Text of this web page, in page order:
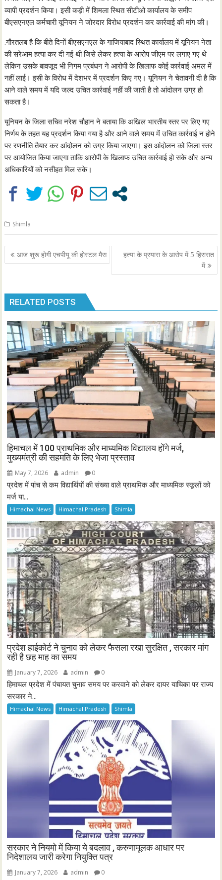
व्यापी प्रदर्शन किया। इसी कड़ी में शिमला स्थित सीटीओ कार्यालय के समीप
बीएसएनएल कर्मचारी यूनियन ने जोरदार विरोध प्रदर्शन कर कार्रवाई की मांग की।
.गौरतलब है कि बीते दिनों बीएसएनएल के गाजियाबाद स्थित कार्यालय में यूनियन नेता
की सरेआम हत्या कर दी गई थी जिसे लेकर हत्या के आरोप जीएम पर लगाए गए थे
लेकिन उसके बावजूद भी निगम प्रबंधन ने आरोपी के खिलाफ कोई कार्रवाई अमल में
नहीं लाई। इसी के विरोध में देशभर में प्रदर्शन किए गए। यूनियन ने चेतावनी दी है कि
आने वाले समय में यदि जल्द उचित कार्रवाई नहीं की जाती है तो आंदोलन उग्र हो
सकता है।
यूनियन के जिला सचिव नरेश चौहान ने बताया कि अखिल भारतीय स्तर पर लिए गए
निर्णय के तहत यह प्रदर्शन किया गया है और आने वाले समय में उचित कार्रवाई न होने
पर रणनीति तैयार कर आंदोलन को उग्र किया जाएगा। इस आंदोलन को जिला स्तर
पर आयोजित किया जाएगा ताकि आरोपी के खिलाफ उचित कार्रवाई हो सके और अन्य
अधिकारियों को नसीहत मिल सके।
Shimla
Post
navigation
आज शुरू होगी एचपीयू की होस्टल मैस
हत्या के प्रयास के आरोप में 5 हिरासत
में
RELATED POSTS
हिमाचल में 100 प्राथमिक और माध्यमिक विद्यालय होंगे मर्ज,
मुख्यमंत्री की सहमति के लिए भेजा प्रस्ताव
May 7, 2026 admin 0
प्रदेश में पांच से कम विद्यार्थियों की संख्या वाले प्राथमिक और माध्यमिक स्कूलों को
मर्ज या...
Himachal News Himachal Pradesh Shimla
प्रदेश हाईकोर्ट ने चुनाव को लेकर फैसला रखा सुरक्षित , सरकार मांग
रही है छह माह का समय
January 7, 2026 admin 0
हिमाचल प्रदेश में पंचायत चुनाव समय पर करवाने को लेकर दायर याचिका पर राज्य
सरकार ने...
Himachal News Himachal Pradesh Shimla
सरकार ने नियमो में किया ये बदलाव , करुणामूलक आधार पर
निदेशालय जारी करेगा नियुक्ति पत्र
January 7, 2026 admin 0